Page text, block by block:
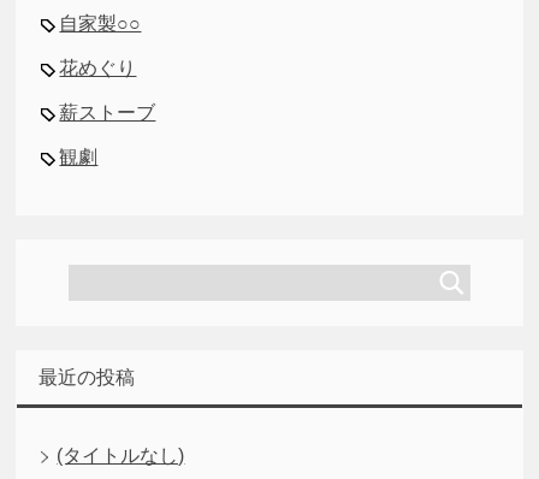
自家製○○
花めぐり
薪ストーブ
観劇
最近の投稿
(タイトルなし)